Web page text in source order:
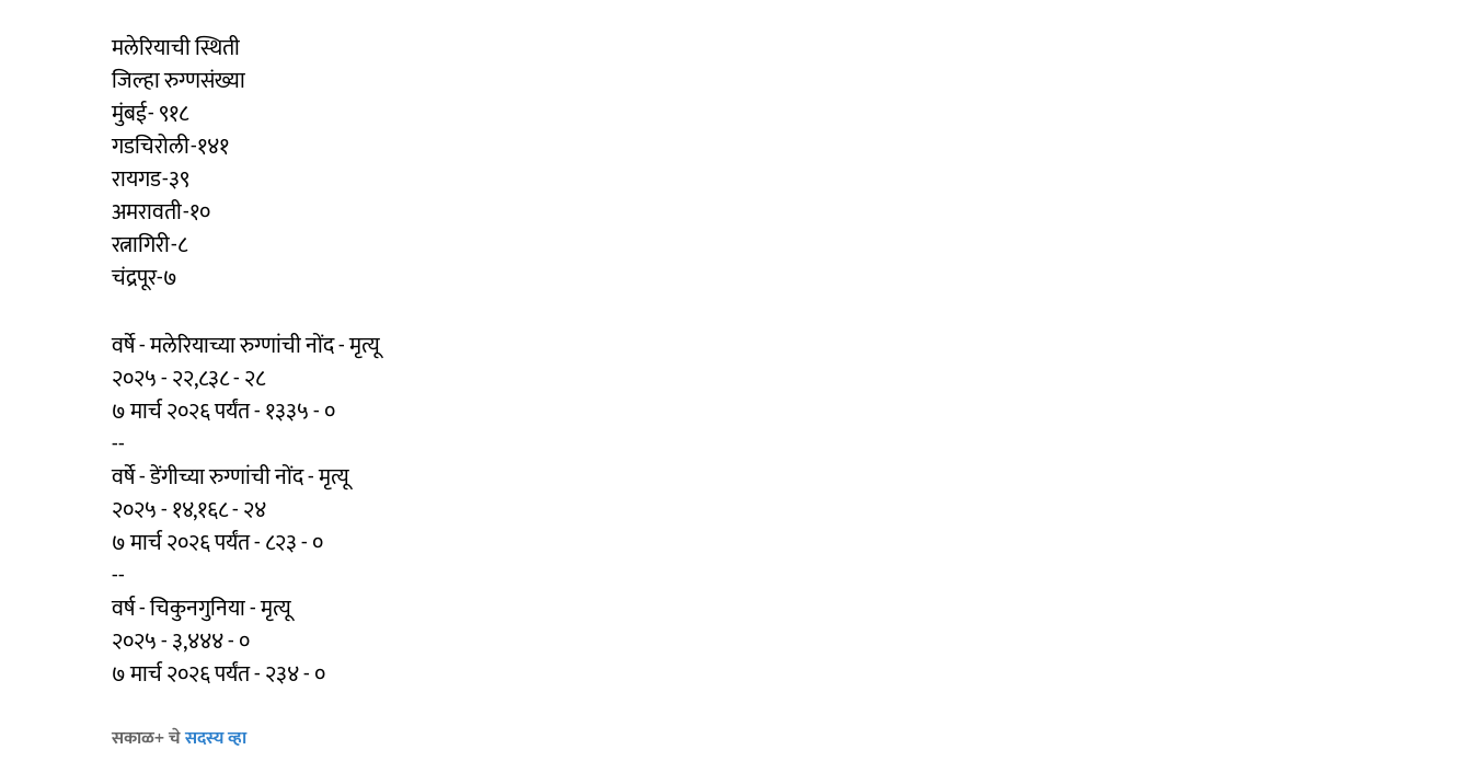
मलेरियाची स्थिती
जिल्हा रुग्णसंख्या
मुंबई- ९१८
गडचिरोली-१४१
रायगड-३९
अमरावती-१०
रत्नागिरी-८
चंद्रपूर-७
वर्षे - मलेरियाच्या रुग्णांची नोंद - मृत्यू
२०२५ - २२,८३८ - २८
७ मार्च २०२६ पर्यंत - १३३५ - ०
--
वर्षे - डेंगीच्या रुग्णांची नोंद - मृत्यू
२०२५ - १४,१६८ - २४
७ मार्च २०२६ पर्यंत - ८२३ - ०
--
वर्ष - चिकुनगुनिया - मृत्यू
२०२५ - ३,४४४ - ०
७ मार्च २०२६ पर्यंत - २३४ - ०
सकाळ+ चेसदस्य व्हा